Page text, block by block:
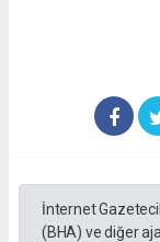
İnternet
(BHA) ve diğer